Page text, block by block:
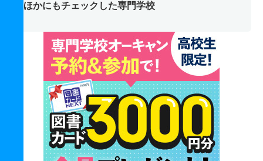
ほかにもチェックした専門学校